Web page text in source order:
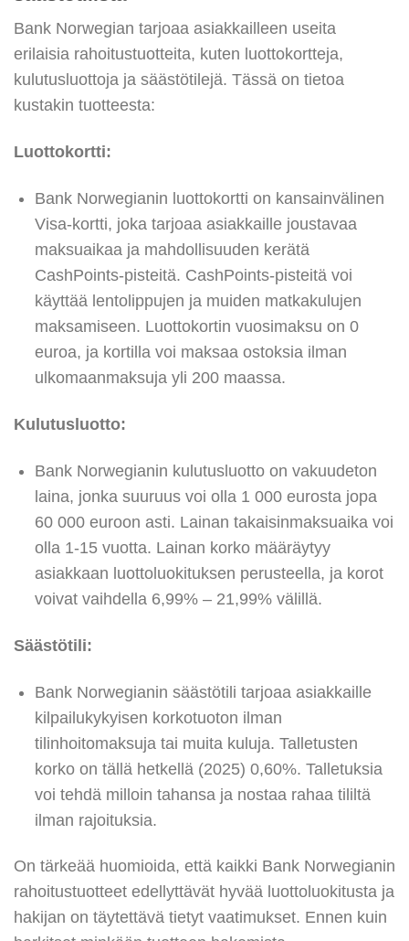
Bank Norwegian tarjoaa asiakkailleen useita
erilaisia rahoitustuotteita, kuten luottokortteja,
kulutusluottoja ja säästötilejä. Tässä on tietoa
kustakin tuotteesta:
Luottokortti:
Bank Norwegianin luottokortti on kansainvälinen
Visa-kortti, joka tarjoaa asiakkaille joustavaa
maksuaikaa ja mahdollisuuden kerätä
CashPoints-pisteitä. CashPoints-pisteitä voi
käyttää lentolippujen ja muiden matkakulujen
maksamiseen. Luottokortin vuosimaksu on 0
euroa, ja kortilla voi maksaa ostoksia ilman
ulkomaanmaksuja yli 200 maassa.
Kulutusluotto:
Bank Norwegianin kulutusluotto on vakuudeton
laina, jonka suuruus voi olla 1 000 eurosta jopa
60 000 euroon asti. Lainan takaisinmaksuaika voi
olla 1-15 vuotta. Lainan korko määräytyy
asiakkaan luottoluokituksen perusteella, ja korot
voivat vaihdella 6,99% – 21,99% välillä.
Säästötili:
Bank Norwegianin säästötili tarjoaa asiakkaille
kilpailukykyisen korkotuoton ilman
tilinhoitomaksuja tai muita kuluja. Talletusten
korko on tällä hetkellä (2025) 0,60%. Talletuksia
voi tehdä milloin tahansa ja nostaa rahaa tililtä
ilman rajoituksia.
On tärkeää huomioida, että kaikki Bank Norwegianin
rahoitustuotteet edellyttävät hyvää luottoluokitusta ja
hakijan on täytettävä tietyt vaatimukset. Ennen kuin